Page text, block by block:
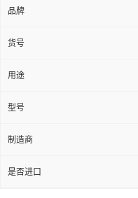
品牌
货号
用途
型号
制造商
是否进口